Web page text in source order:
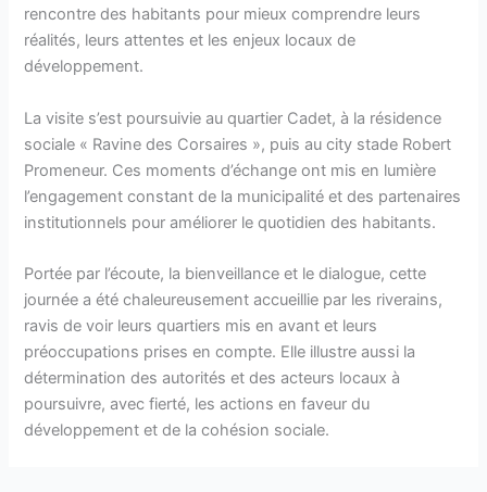
rencontre des habitants pour mieux comprendre leurs
réalités, leurs attentes et les enjeux locaux de
développement.
La visite s’est poursuivie au quartier Cadet, à la résidence
sociale « Ravine des Corsaires », puis au city stade Robert
Promeneur. Ces moments d’échange ont mis en lumière
l’engagement constant de la municipalité et des partenaires
institutionnels pour améliorer le quotidien des habitants.
Portée par l’écoute, la bienveillance et le dialogue, cette
journée a été chaleureusement accueillie par les riverains,
ravis de voir leurs quartiers mis en avant et leurs
préoccupations prises en compte. Elle illustre aussi la
détermination des autorités et des acteurs locaux à
poursuivre, avec fierté, les actions en faveur du
développement et de la cohésion sociale.